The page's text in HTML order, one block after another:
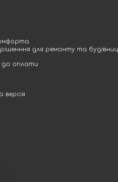
для ремонту та
до оплати
версія